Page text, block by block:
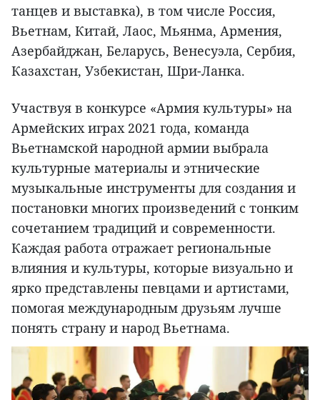
танцев и выставка), в том числе Россия,
Вьетнам, Китай, Лаос, Мьянма, Армения,
Азербайджан, Беларусь, Венесуэла, Сербия,
Казахстан, Узбекистан, Шри-Ланка.
Участвуя в конкурсе «Армия культуры» на
Армейских играх 2021 года, команда
Вьетнамской народной армии выбрала
культурные материалы и этнические
музыкальные инструменты для создания и
постановки многих произведений с тонким
сочетанием традиций и современности.
Каждая работа отражает региональные
влияния и культуры, которые визуально и
ярко представлены певцами и артистами,
помогая международным друзьям лучше
понять страну и народ Вьетнама.